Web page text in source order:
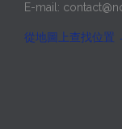
E-mail:
從地圖上查找位置